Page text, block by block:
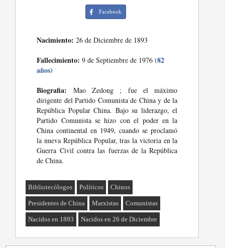
Facebook
Nacimiento: 26 de Diciembre de 1893
Fallecimiento: 9 de Septiembre de 1976(82
años)
Biografia: Mao Zedong ; fue el máximo
dirigente del Partido Comunista de China y de la
República Popular China. Bajo su liderazgo, el
Partido Comunista se hizo con el poder en la
China continental en 1949, cuando se proclamó
la nueva República Popular, tras la victoria en la
Guerra Civil contra las fuerzas de la República
de China.
Bibliotecólogos Políticos Chinos
Presidentes de China Marxistas Comunistas
Nacidos en 1893 Nacidos en 26 de Diciembre